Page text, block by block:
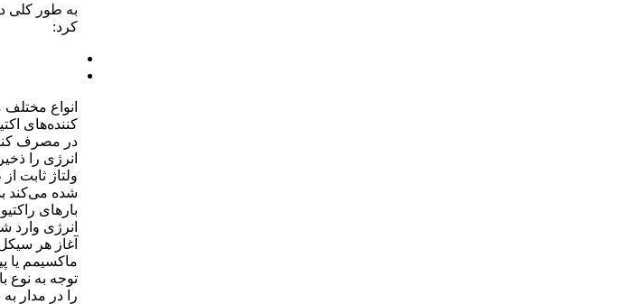
به طور کلی
کرد:
انواع
کننده‌های
در مصرف
انرژی را
ولتاژ ثابت
شده می‌کند
بارهای
انرژی وارد
آغاز هر
ماکسیمم یا
توجه به نوع
را در مدار